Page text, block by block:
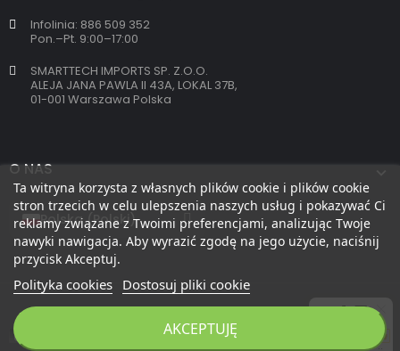
Ta witryna korzysta z własnych plików cookie i plików cookie
stron trzecich w celu ulepszenia naszych usług i pokazywać Ci
reklamy związane z Twoimi preferencjami, analizując Twoje
nawyki nawigacja. Aby wyrazić zgodę na jego użycie, naciśnij
przycisk Akceptuj.
Polityka cookies Dostosuj pliki cookie
AKCEPTUJĘ
Infolinia: 886 509 352
Pon.–Pt. 9:00–17:00
SMARTTECH IMPORTS SP. Z.O.O.
ALEJA JANA PAWLA II 43A, LOKAL 37B,
01-001 Warszawa Polska
O NAS